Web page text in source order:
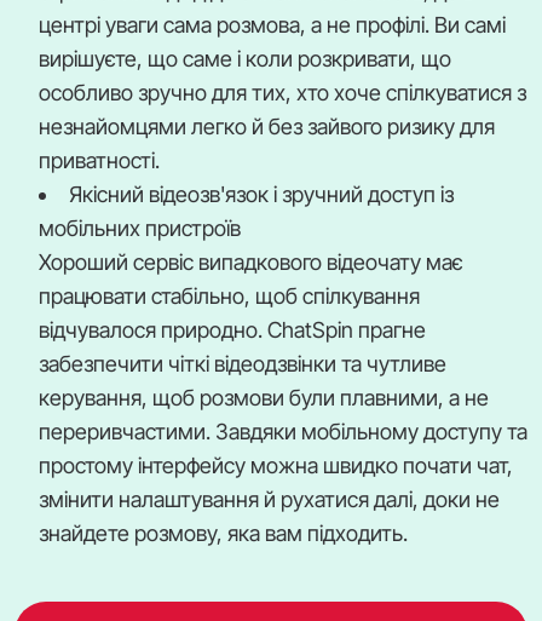
центрі уваги сама розмова, а не профілі. Ви самі
вирішуєте, що саме і коли розкривати, що
особливо зручно для тих, хто хоче спілкуватися з
незнайомцями легко й без зайвого ризику для
приватності.
Якісний відеозв'язок і зручний доступ із
мобільних пристроїв
Хороший сервіс випадкового відеочату має
працювати стабільно, щоб спілкування
відчувалося природно. ChatSpin прагне
забезпечити чіткі відеодзвінки та чутливе
керування, щоб розмови були плавними, а не
переривчастими. Завдяки мобільному доступу та
простому інтерфейсу можна швидко почати чат,
змінити налаштування й рухатися далі, доки не
знайдете розмову, яка вам підходить.